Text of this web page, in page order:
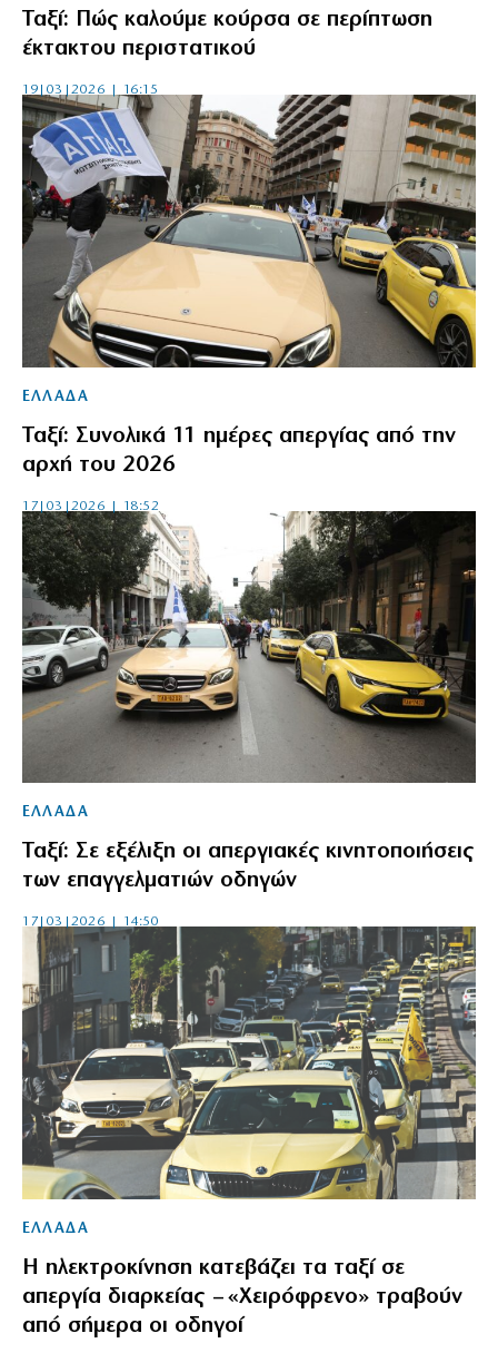
Ταξί: Πώς καλούμε κούρσα σε περίπτωση
έκτακτου περιστατικού
19|03|2026 | 16:15
ΕΛΛΑΔΑ
Ταξί: Συνολικά 11 ημέρες απεργίας από την
αρχή του 2026
17|03|2026 | 18:52
ΕΛΛΑΔΑ
Ταξί: Σε εξέλιξη οι απεργιακές κινητοποιήσεις
των επαγγελματιών οδηγών
17|03|2026 | 14:50
ΕΛΛΑΔΑ
Η ηλεκτροκίνηση κατεβάζει τα ταξί σε
απεργία διαρκείας – «Χειρόφρενο» τραβούν
από σήμερα οι οδηγοί